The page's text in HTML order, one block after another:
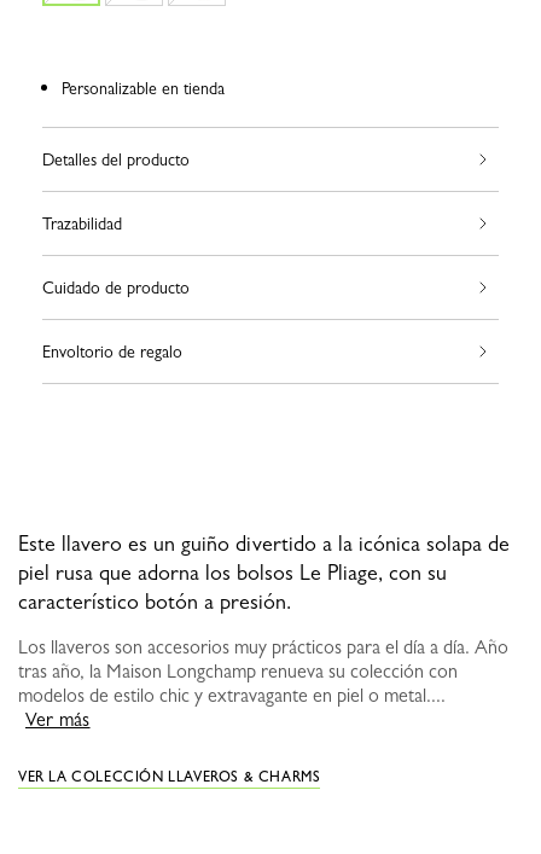
Personalizable en tienda
Detalles del producto
Trazabilidad
Cuidado de producto
Envoltorio de regalo
Este llavero es un guiño divertido a la icónica solapa de
piel rusa que adorna los bolsos Le Pliage, con su
característico botón a presión.
Los llaveros son accesorios muy prácticos para el día a día. Año
tras año, la Maison Longchamp renueva su colección con
modelos de estilo chic y extravagante en piel o metal....
Ver más
VER LA COLECCIÓN LLAVEROS & CHARMS